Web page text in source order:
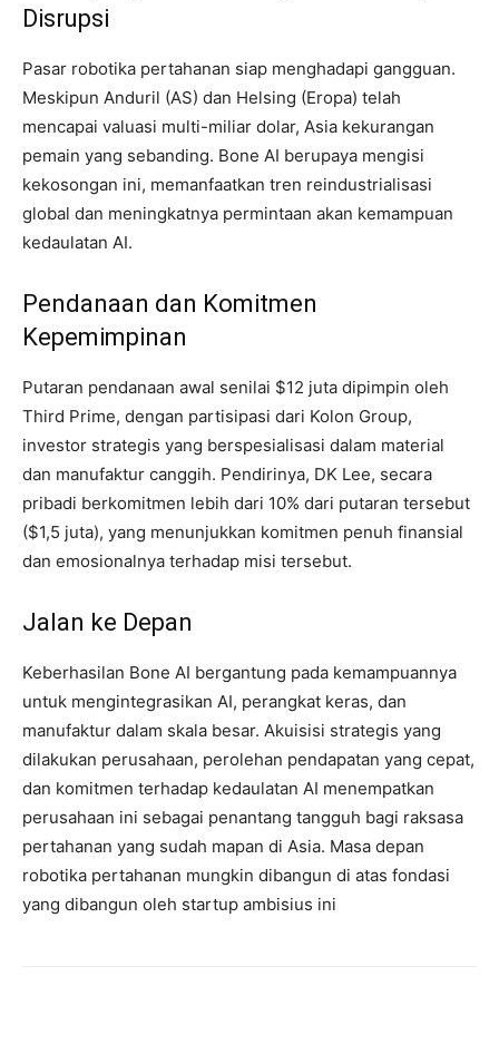
Disrupsi
Pasar robotika pertahanan siap menghadapi gangguan.
Meskipun Anduril (AS) dan Helsing (Eropa) telah
mencapai valuasi multi-miliar dolar, Asia kekurangan
pemain yang sebanding. Bone AI berupaya mengisi
kekosongan ini, memanfaatkan tren reindustrialisasi
global dan meningkatnya permintaan akan kemampuan
kedaulatan AI.
Pendanaan dan Komitmen
Kepemimpinan
Putaran pendanaan awal senilai $12 juta dipimpin oleh
Third Prime, dengan partisipasi dari Kolon Group,
investor strategis yang berspesialisasi dalam material
dan manufaktur canggih. Pendirinya, DK Lee, secara
pribadi berkomitmen lebih dari 10% dari putaran tersebut
($1,5 juta), yang menunjukkan komitmen penuh finansial
dan emosionalnya terhadap misi tersebut.
Jalan ke Depan
Keberhasilan Bone AI bergantung pada kemampuannya
untuk mengintegrasikan AI, perangkat keras, dan
manufaktur dalam skala besar. Akuisisi strategis yang
dilakukan perusahaan, perolehan pendapatan yang cepat,
dan komitmen terhadap kedaulatan AI menempatkan
perusahaan ini sebagai penantang tangguh bagi raksasa
pertahanan yang sudah mapan di Asia. Masa depan
robotika pertahanan mungkin dibangun di atas fondasi
yang dibangun oleh startup ambisius ini